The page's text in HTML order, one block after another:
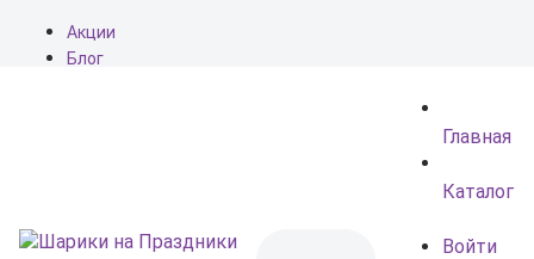
Акции
Блог
Главная
Каталог
Войти